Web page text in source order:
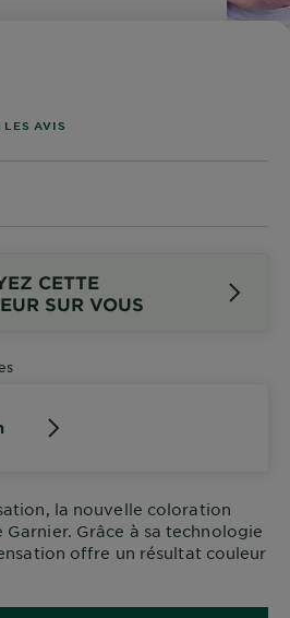
sur les avis
AVIS
CETTE
SUR VOUS
la nouvelle coloration
Grâce à sa technologie
offre un résultat couleur
couvre 100% des cheveux